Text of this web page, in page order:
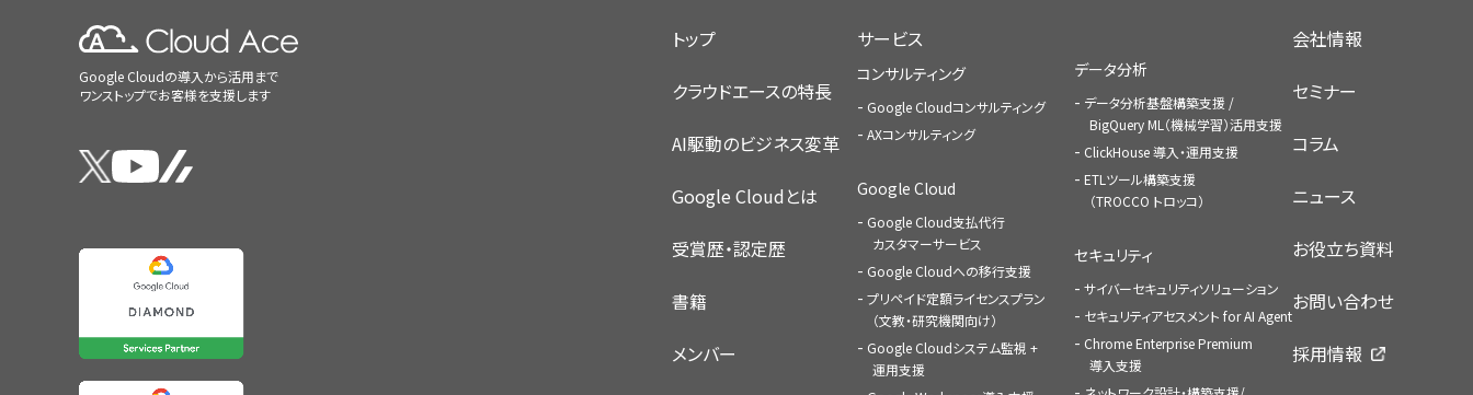
Google Cloudの導入から活用まで
ワンストップでお客様を支援します
トップ
クラウドエースの特長
AI駆動のビジネス変革
Google Cloudとは
受賞歴・認定歴
書籍
メンバー
サービス
コンサルティング
Google Cloudコンサルティング
AXコンサルティング
Google Cloud
Google Cloud支払代行
カスタマーサービス
Google Cloudへの移行支援
プリペイド定額ライセンスプラン
（文教・研究機関向け）
Google Cloudシステム監視 +
運用支援
データ分析
データ分析基盤構築支援 /
BigQuery ML（機械学習）活用支援
ClickHouse 導入・運用支援
ETLツール構築支援
（TROCCO トロッコ）
セキュリティ
サイバーセキュリティソリューション
セキュリティアセスメント for AI Agent
Chrome Enterprise Premium
導入支援
会社情報
セミナー
コラム
ニュース
お役立ち資料
お問い合わせ
採用情報